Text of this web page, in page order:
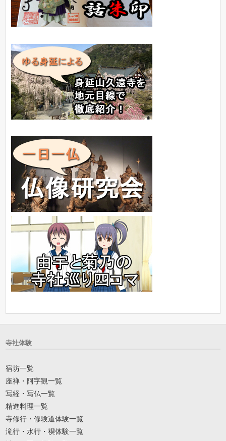
寺社体験
宿坊一覧
座禅・阿字観一覧
写経・写仏一覧
精進料理一覧
寺修行・修験道体験一覧
滝行・水行・禊体験一覧